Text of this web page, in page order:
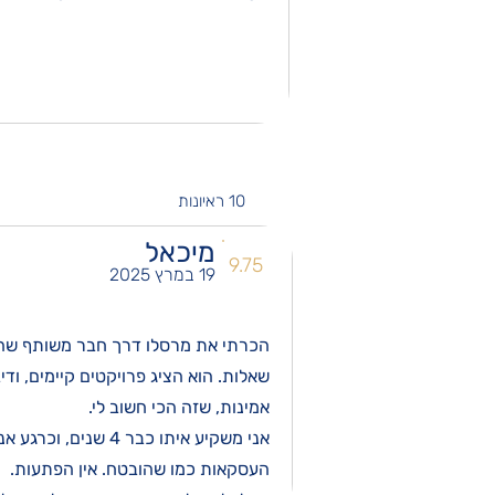
10 ראיונות
מיכאל
19 במרץ 2025 9.75
הכרתי את מרסלו דרך חבר משותף
שאלות. הוא הציג פרויקטים קיימים,
אמינות, שזה הכי חשוב לי.
אני משקיע איתו
העסקאות כמו שהובטח. אין הפתעות.